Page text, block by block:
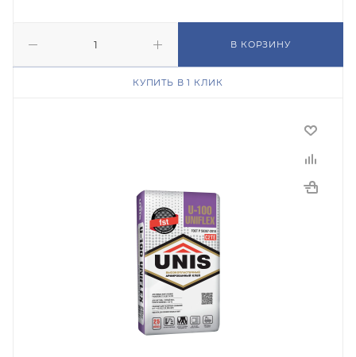
В КОРЗИНУ
КУПИТЬ В 1 КЛИК